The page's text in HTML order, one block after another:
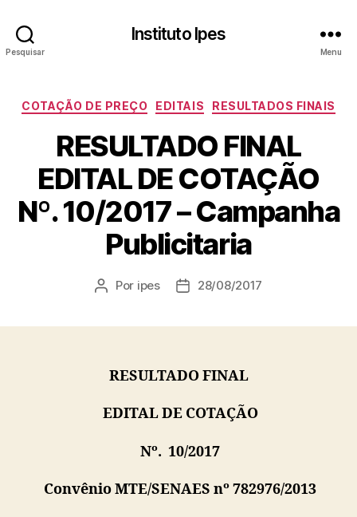
Pesquisar
Instituto Ipes
Menu
Categorias
COTAÇÃO DE PREÇO EDITAIS RESULTADOS FINAIS
RESULTADO FINAL
EDITAL DE COTAÇÃO
Nº. 10/2017 – Campanha
Publicitaria
Autor
Por ipes
Data28/08/2017
RESULTADO FINAL
EDITAL DE COTAÇÃO
Nº. 10/2017
Convênio MTE/SENAES nº 782976/2013